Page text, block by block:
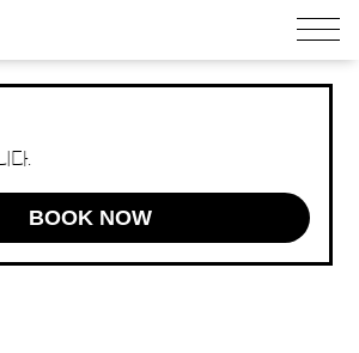
다.
BOOK NOW